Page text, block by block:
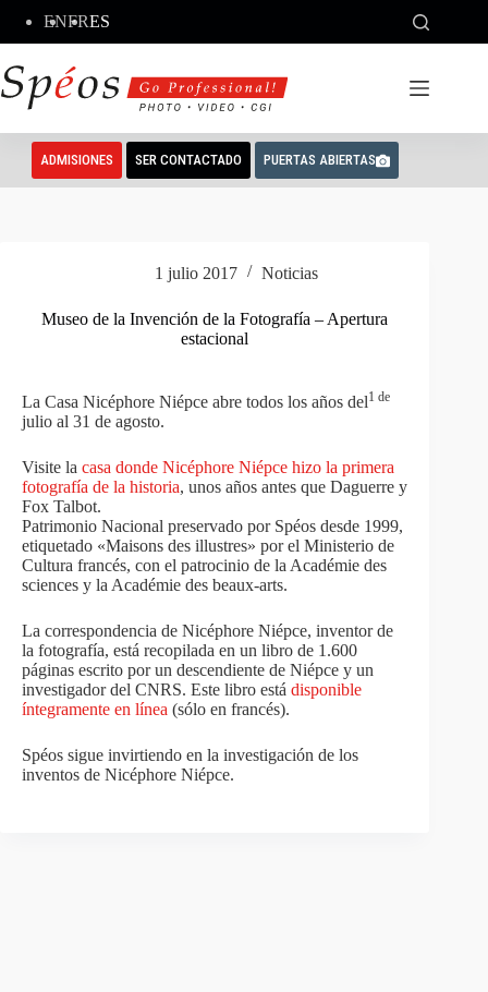
contenido
ENFRES
ADMISIONES SER CONTACTADO PUERTAS ABIERTAS
1 julio 2017 Noticias
Museo de la Invención de la Fotografía – Apertura
estacional
La Casa Nicéphore Niépce abre todos los años del1 de
julio al 31 de agosto.
Visite la casa donde Nicéphore Niépce hizo la primera
fotografía de la historia, unos años antes que Daguerre y
Fox Talbot.
Patrimonio Nacional preservado por Spéos desde 1999,
etiquetado «Maisons des illustres» por el Ministerio de
Cultura francés, con el patrocinio de la Académie des
sciences y la Académie des beaux-arts.
La correspondencia de Nicéphore Niépce, inventor de
la fotografía, está recopilada en un libro de 1.600
páginas escrito por un descendiente de Niépce y un
investigador del CNRS. Este libro está disponible
íntegramente en línea (sólo en francés).
Spéos sigue invirtiendo en la investigación de los
inventos de Nicéphore Niépce.